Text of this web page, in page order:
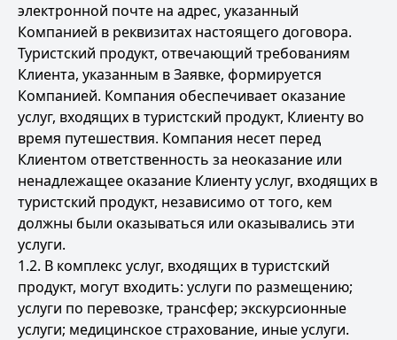
электронной почте на адрес, указанный
Компанией в реквизитах настоящего договора.
Туристский продукт, отвечающий требованиям
Клиента, указанным в Заявке, формируется
Компанией. Компания обеспечивает оказание
услуг, входящих в туристский продукт, Клиенту во
время путешествия. Компания несет перед
Клиентом ответственность за неоказание или
ненадлежащее оказание Клиенту услуг, входящих в
туристский продукт, независимо от того, кем
должны были оказываться или оказывались эти
услуги.
1.2. В комплекс услуг, входящих в туристский
продукт, могут входить: услуги по размещению;
услуги по перевозке, трансфер; экскурсионные
услуги; медицинское страхование, иные услуги.